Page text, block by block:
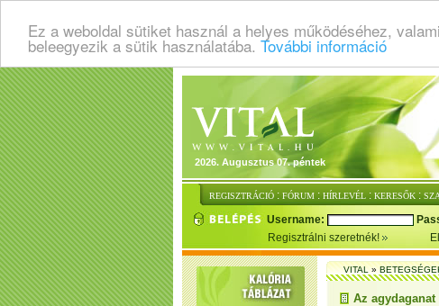
Ez a weboldal sütiket használ a helyes működéséhez,
beleegyezik a sütik használatába. További információ
2026. Augusztus 07. péntek
REGISZTRÁCIÓ : FÓRUM : HÍRLEVÉL : KERESŐK :
Username:
Regisztrálni szeretnék!
VITAL»
Az agydaganat